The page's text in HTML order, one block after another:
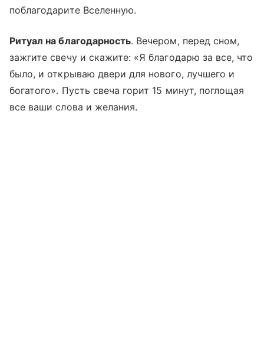
поблагодарите Вселенную.
Ритуал на благодарность. Вечером, перед сном,
зажгите свечу и скажите: «Я благодарю за все, что
было, и открываю двери для нового, лучшего и
богатого». Пусть свеча горит 15 минут, поглощая
все ваши слова и желания.